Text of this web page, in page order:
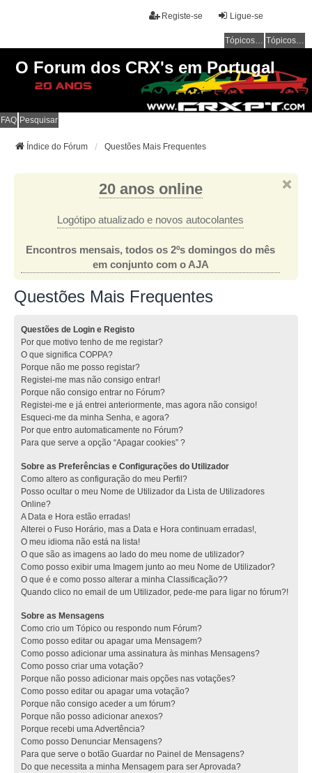
Ligue-se
Registe-se
Tópicos sem resposta Tópicos ativos
O Forum dos CRX's em Portugal
FAQ Pesquisar
Índice do Fórum Questões Mais Frequentes
20 anos online
Logótipo atualizado e novos autocolantes
Encontros mensais, todos os 2ºs domingos do mês
em conjunto com o AJA
Questões Mais Frequentes
Questões de Login e Registo
Por que motivo tenho de me registar?
O que significa COPPA?
Porque não me posso registar?
Registei-me mas não consigo entrar!
Porque não consigo entrar no Fórum?
Registei-me e já entrei anteriormente, mas agora não consigo!
Esqueci-me da minha Senha, e agora?
Por que entro automaticamente no Fórum?
Para que serve a opção “Apagar cookies” ?
Sobre as Preferências e Configurações do Utilizador
Como altero as configuração do meu Perfil?
Posso ocultar o meu Nome de Utilizador da Lista de Utilizadores
Online?
A Data e Hora estão erradas!
Alterei o Fuso Horário, mas a Data e Hora continuam erradas!,
O meu idioma não está na lista!
O que são as imagens ao lado do meu nome de utilizador?
Como posso exibir uma Imagem junto ao meu Nome de Utilizador?
O que é e como posso alterar a minha Classificação??
Quando clico no email de um Utilizador, pede-me para ligar no fórum?!
Sobre as Mensagens
Como crio um Tópico ou respondo num Fórum?
Como posso editar ou apagar uma Mensagem?
Como posso adicionar uma assinatura às minhas Mensagens?
Como posso criar uma votação?
Porque não posso adicionar mais opções nas votações?
Como posso editar ou apagar uma votação?
Porque não consigo aceder a um fórum?
Porque não posso adicionar anexos?
Porque recebi uma Advertência?
Como posso Denunciar Mensagens?
Para que serve o botão Guardar no Painel de Mensagens?
Do que necessita a minha Mensagem para ser Aprovada?